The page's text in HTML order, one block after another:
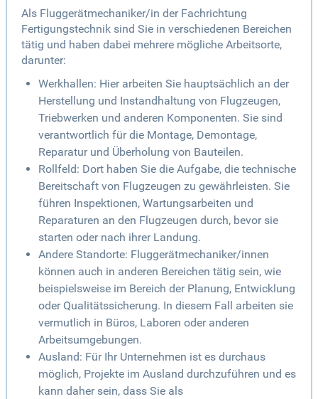
Als Fluggerätmechaniker/in der Fachrichtung
Fertigungstechnik sind Sie in verschiedenen Bereichen
tätig und haben dabei mehrere mögliche Arbeitsorte,
darunter:
Werkhallen: Hier arbeiten Sie hauptsächlich an der
Herstellung und Instandhaltung von Flugzeugen,
Triebwerken und anderen Komponenten. Sie sind
verantwortlich für die Montage, Demontage,
Reparatur und Überholung von Bauteilen.
Rollfeld: Dort haben Sie die Aufgabe, die technische
Bereitschaft von Flugzeugen zu gewährleisten. Sie
führen Inspektionen, Wartungsarbeiten und
Reparaturen an den Flugzeugen durch, bevor sie
starten oder nach ihrer Landung.
Andere Standorte: Fluggerätmechaniker/innen
können auch in anderen Bereichen tätig sein, wie
beispielsweise im Bereich der Planung, Entwicklung
oder Qualitätssicherung. In diesem Fall arbeiten sie
vermutlich in Büros, Laboren oder anderen
Arbeitsumgebungen.
Ausland: Für Ihr Unternehmen ist es durchaus
möglich, Projekte im Ausland durchzuführen und es
kann daher sein, dass Sie als